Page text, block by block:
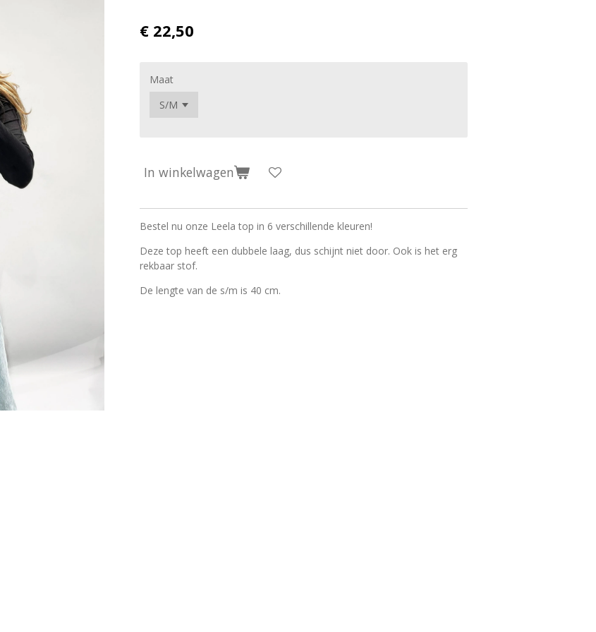
€ 22,50
Maat
In winkelwagen
Bestel nu onze Leela top in 6 verschillende kleuren!
Deze top heeft een dubbele laag, dus schijnt niet door. Ook is het erg
rekbaar stof.
De lengte van de s/m is 40 cm.